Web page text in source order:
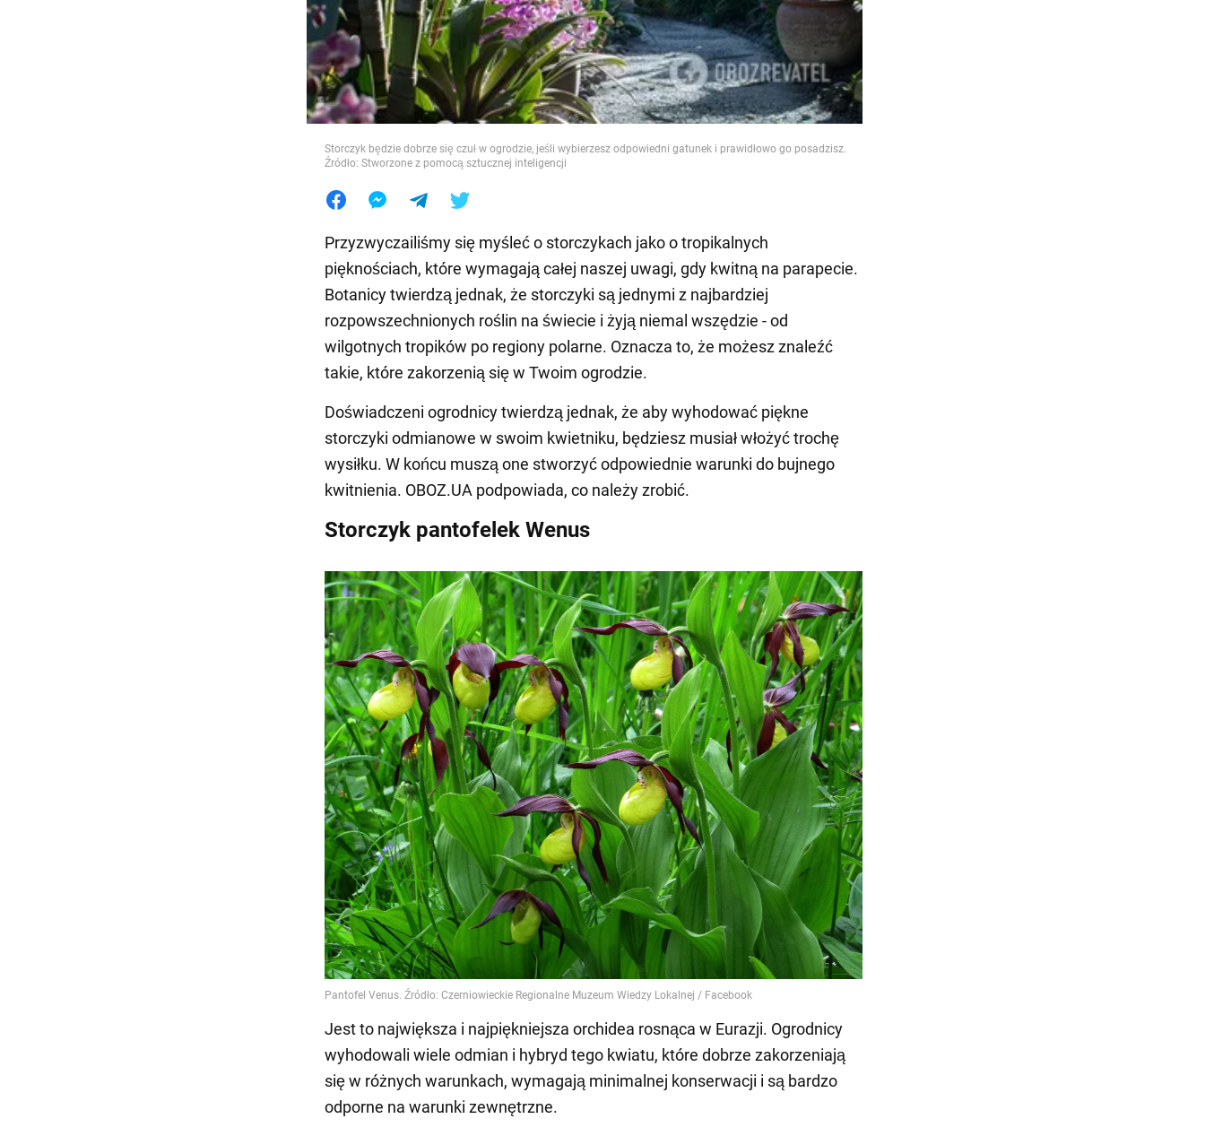
Jedzenie
Storczyk będzie dobrze się czuł w ogrodzie, jeśli wybierzesz odpowiedni gatunek i prawidłowo go posadzisz.
Źródło: Stworzone z pomocą sztucznej inteligencji
Przyzwyczailiśmy się myśleć o storczykach jako o tropikalnych
pięknościach, które wymagają całej naszej uwagi, gdy kwitną na parapecie.
Botanicy twierdzą jednak, że storczyki są jednymi z najbardziej
rozpowszechnionych roślin na świecie i żyją niemal wszędzie - od
wilgotnych tropików po regiony polarne. Oznacza to, że możesz znaleźć
takie, które zakorzenią się w Twoim ogrodzie.
Doświadczeni ogrodnicy twierdzą jednak, że aby wyhodować piękne
storczyki odmianowe w swoim kwietniku, będziesz musiał włożyć trochę
wysiłku. W końcu muszą one stworzyć odpowiednie warunki do bujnego
kwitnienia. OBOZ.UA podpowiada, co należy zrobić.
Storczyk pantofelek Wenus
Jest to największa i najpiękniejsza orchidea rosnąca w Eurazji. Ogrodnicy
wyhodowali wiele odmian i hybryd tego kwiatu, które dobrze zakorzeniają
się w różnych warunkach, wymagają minimalnej konserwacji i są bardzo
odporne na warunki zewnętrzne.